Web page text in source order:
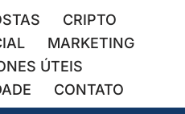
CRIPTO
MARKETING
ÚTEIS
CONTATO